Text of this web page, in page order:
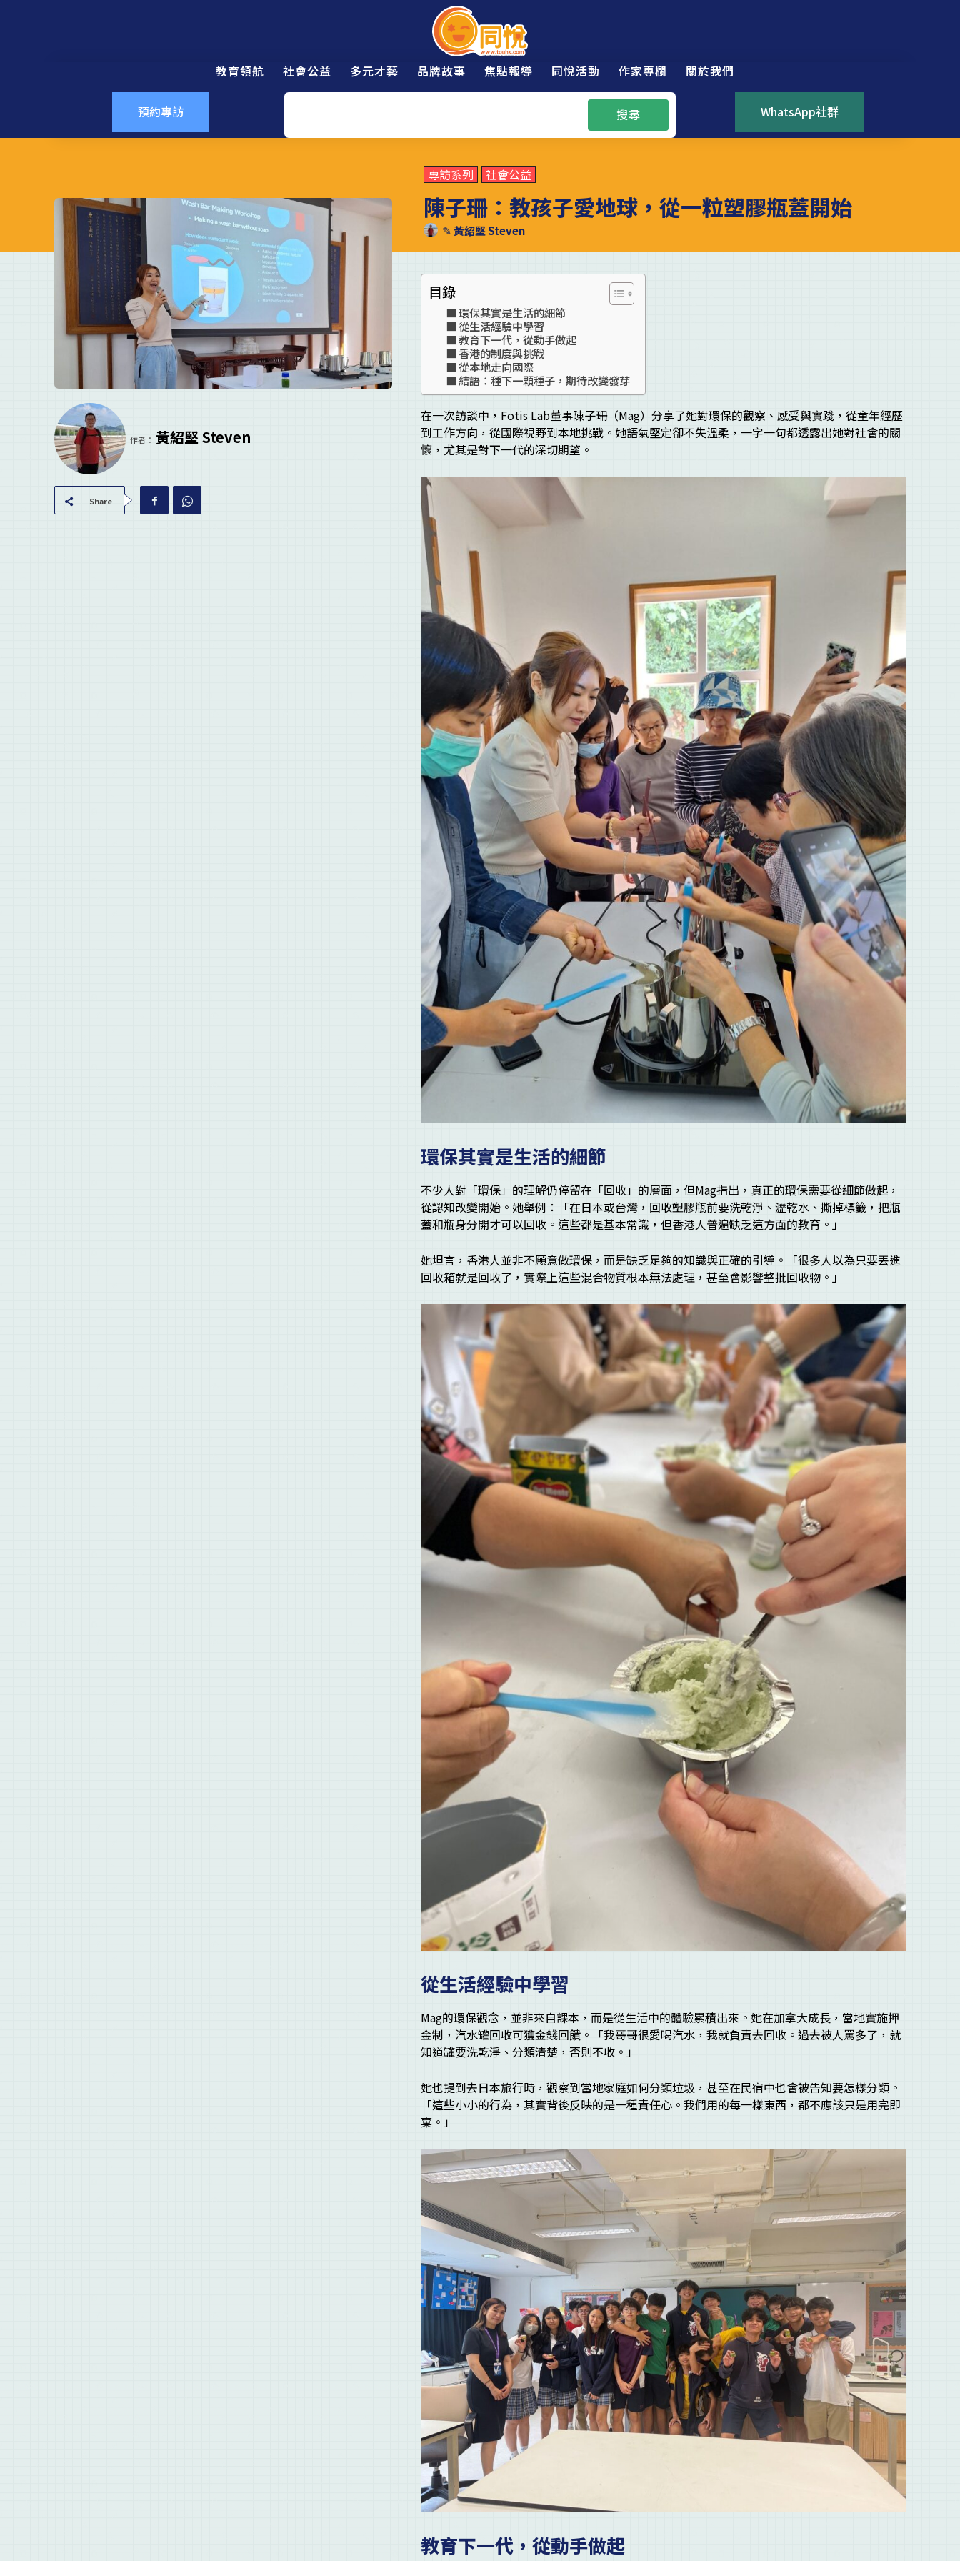
教育領航 社會公益 多元才藝 品牌故事 焦點報導 同悅活動 作家專欄 關於我們
預約專訪 搜尋 WhatsApp社群
專訪系列 社會公益
陳子珊：教孩子愛地球，從一粒塑膠瓶蓋開始
✎黃紹堅 Steven
作者： 黃紹堅 Steven
Share
目錄
環保其實是生活的細節
從生活經驗中學習
教育下一代，從動手做起
香港的制度與挑戰
從本地走向國際
結語：種下一顆種子，期待改變發芽
在一次訪談中，Fotis Lab董事陳子珊（Mag）分享了她對環保的觀察、感受與實踐，從童年經歷
到工作方向，從國際視野到本地挑戰。她語氣堅定卻不失溫柔，一字一句都透露出她對社會的關
懷，尤其是對下一代的深切期望。
環保其實是生活的細節
不少人對「環保」的理解仍停留在「回收」的層面，但Mag指出，真正的環保需要從細節做起，
從認知改變開始。她舉例：「在日本或台灣，回收塑膠瓶前要洗乾淨、瀝乾水、撕掉標籤，把瓶
蓋和瓶身分開才可以回收。這些都是基本常識，但香港人普遍缺乏這方面的教育。」
她坦言，香港人並非不願意做環保，而是缺乏足夠的知識與正確的引導。「很多人以為只要丟進
回收箱就是回收了，實際上這些混合物質根本無法處理，甚至會影響整批回收物。」
從生活經驗中學習
Mag的環保觀念，並非來自課本，而是從生活中的體驗累積出來。她在加拿大成長，當地實施押
金制，汽水罐回收可獲金錢回饋。「我哥哥很愛喝汽水，我就負責去回收。過去被人罵多了，就
知道罐要洗乾淨、分類清楚，否則不收。」
她也提到去日本旅行時，觀察到當地家庭如何分類垃圾，甚至在民宿中也會被告知要怎樣分類。
「這些小小的行為，其實背後反映的是一種責任心。我們用的每一樣東西，都不應該只是用完即
棄。」
教育下一代，從動手做起